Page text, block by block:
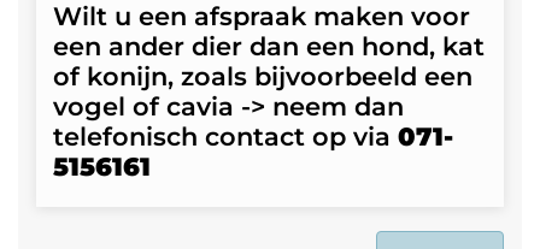
Wilt u een afspraak maken voor
een ander dier dan een hond, kat
of konijn, zoals bijvoorbeeld een
vogel of cavia -> neem dan
telefonisch contact op via 071-
5156161